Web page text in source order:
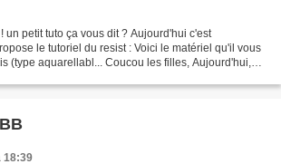
un petit tuto ça vous dit ? Aujourd'hui c'est
le tutoriel du resist : Voici le matériel qu'il vous
(type aquarellabl... Coucou les filles, Aujourd'hui,
18:39